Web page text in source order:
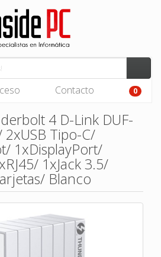
Contacto 0
4 D-Link DUF-
2xUSB Tipo-C/
1xDisplayPort/
1xJack 3.5/
Blanco